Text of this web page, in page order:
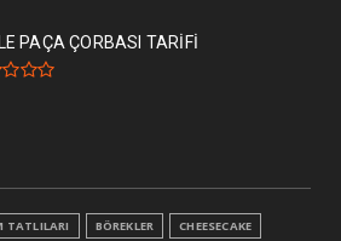
PAÇA ÇORBASI TARİFİ
TATLILARI BÖREKLER
CHEESECAKE